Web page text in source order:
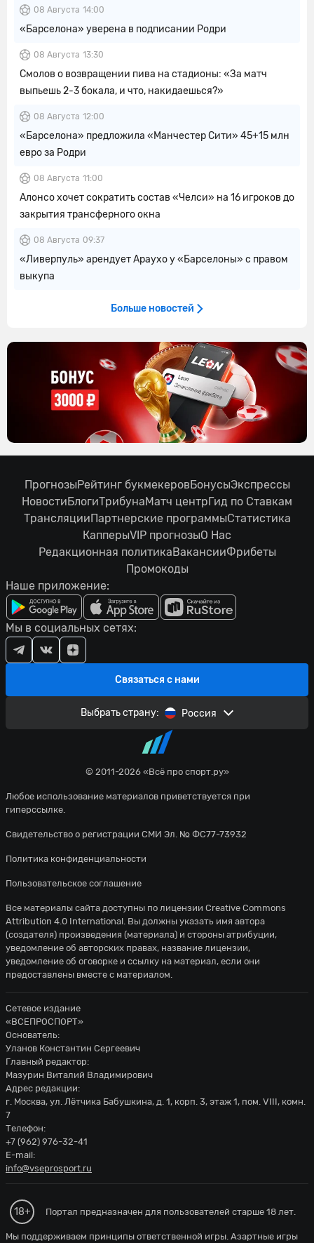
08 Августа 14:00
«Барселона» уверена в подписании Родри
08 Августа 13:30
Смолов о возвращении пива на стадионы: «За матч
выпьешь 2-3 бокала, и что, накидаешься?»
08 Августа 12:00
«Барселона» предложила «Манчестер Сити» 45+15 млн
евро за Родри
08 Августа 11:00
Алонсо хочет сократить состав «Челси» на 16 игроков до
закрытия трансферного окна
08 Августа 09:37
«Ливерпуль» арендует Араухо у «Барселоны» с правом
выкупа
Больше новостей
© 2011-2026 «Всё про спорт.ру»
Любое использование материалов приветствуется при
гиперссылке.
Свидетельство о регистрации СМИ Эл. № ФС77-73932
Политика конфиденциальности
Пользовательское соглашение
Прогнозы Рейтинг букмекеров БонусыЭкспрессы
Новости БлогиТрибуна Матч центр Гид по Ставкам
Трансляции Партнерские программыСтатистика
КапперыVIP прогнозыО Нас
Редакционная политика ВакансииФрибеты
Промокоды
Наше приложение:
Связаться с нами
Мы в социальных сетях:
Выбрать страну: Россия
Все материалы сайта доступны по лицензии Creative Commons
Attribution 4.0 International. Вы должны указать имя автора
(создателя) произведения (материала) и стороны атрибуции,
уведомление об авторских правах, название лицензии,
уведомление об оговорке и ссылку на материал, если они
предоставлены вместе с материалом.
Сетевое издание
«ВСЕПРОСПОРТ»
Основатель:
Уланов Константин Сергеевич
Главный редактор:
Мазурин Виталий Владимирович
Адрес редакции:
г. Москва, ул. Лётчика Бабушкина, д. 1, корп. 3, этаж 1, пом. VIII, комн.
7
Телефон:
+7 (962) 976-32-41
E-mail:
info@vseprosport.ru
18+ Портал предназначен для пользователей старше 18 лет.
Мы поддерживаем принципы ответственной игры. Азартные игры